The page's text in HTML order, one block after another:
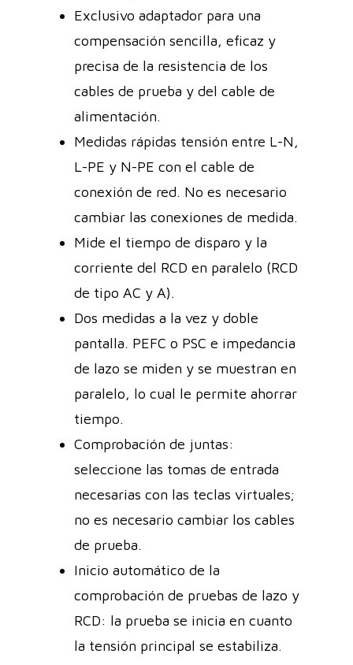
Exclusivo adaptador para una
compensación sencilla, eficaz y
precisa de la resistencia de los
cables de prueba y del cable de
alimentación.
Medidas rápidas tensión entre L-N,
L-PE y N-PE con el cable de
conexión de red. No es necesario
cambiar las conexiones de medida.
Mide el tiempo de disparo y la
corriente del RCD en paralelo (RCD
de tipo AC y A).
Dos medidas a la vez y doble
pantalla. PEFC o PSC e impedancia
de lazo se miden y se muestran en
paralelo, lo cual le permite ahorrar
tiempo.
Comprobación de juntas:
seleccione las tomas de entrada
necesarias con las teclas virtuales;
no es necesario cambiar los cables
de prueba.
Inicio automático de la
comprobación de pruebas de lazo y
RCD: la prueba se inicia en cuanto
la tensión principal se estabiliza.